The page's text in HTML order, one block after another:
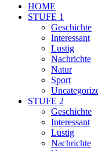
HOME
STUFE 1
Geschichte
Interessant
Lustig
Nachrichte
Natur
Sport
STUFE 2
Geschichte
Interessant
Lustig
Nachrichte